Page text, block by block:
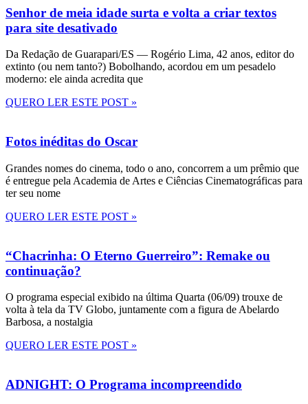
Senhor de meia idade surta e volta a criar textos
para site desativado
Da Redação de Guarapari/ES — Rogério Lima, 42 anos, editor do
extinto (ou nem tanto?) Bobolhando, acordou em um pesadelo
moderno: ele ainda acredita que
QUERO LER ESTE POST »
Fotos inéditas do Oscar
Grandes nomes do cinema, todo o ano, concorrem a um prêmio que
é entregue pela Academia de Artes e Ciências Cinematográficas para
ter seu nome
QUERO LER ESTE POST »
“Chacrinha: O Eterno Guerreiro”: Remake ou
continuação?
O programa especial exibido na última Quarta (06/09) trouxe de
volta à tela da TV Globo, juntamente com a figura de Abelardo
Barbosa, a nostalgia
QUERO LER ESTE POST »
ADNIGHT: O Programa incompreendido